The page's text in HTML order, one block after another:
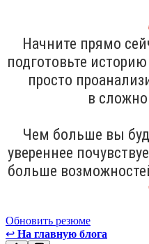
Начните прямо
подготовьте
просто
в
Чем больше вы
увереннее
больше
Обновить резюме
↩ На главную блога